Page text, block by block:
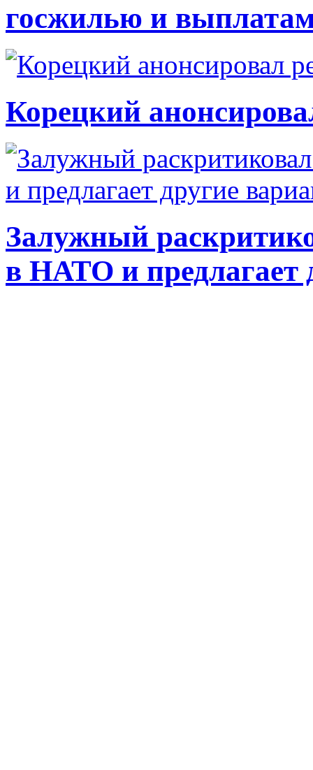
госжилью и
Корецкий
Залужный
в НАТО и предлагает